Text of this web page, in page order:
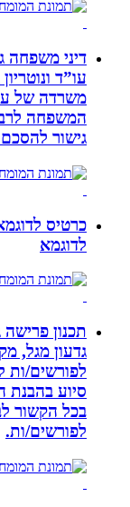
דיני משפחה גישור,
עו”ד ונוטריון
משרדה של עורכת
המשפחה לרבות:
גישור להסכם
כרטיס לדוגמא
לדוגמא
תכנון פרישה גדעון
גדעון מגל,
לפורשים/ות
סיוע בהבנת
בכל הקשור
לפורשים/ות.